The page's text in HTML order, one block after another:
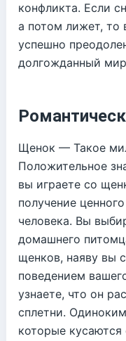
конфликта. Если
а потом лижет, то
успешно
долгожданный
Щенок — Такое
Положительное
вы играете со
получение
человека. Вы
домашнего
щенков, наяву вы
поведением
узнаете, что он
сплетни.
которые